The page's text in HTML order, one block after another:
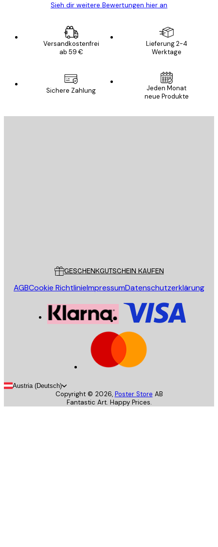
Sieh dir weitere Bewertungen hier an
Versandkostenfrei
ab 59 €
Lieferung 2-4
Werktage
Sichere Zahlung
Jeden Monat
neue Produkte
GESCHENKGUTSCHEIN KAUFEN
AGBCookie RichtlinieImpressumDatenschutzerklärung
Austria (Deutsch)
Copyright © 2026, Poster Store AB
Fantastic Art. Happy Prices.